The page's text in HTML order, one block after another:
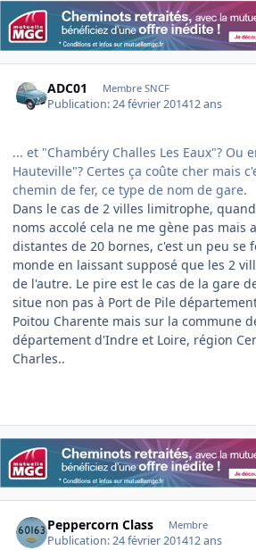
ADC01 Membre SNCF
Publication:24 février 201412 ans
... et "Chambéry Challes Les Eaux"? Ou
Hauteville"? Certes ça coûte cher mais
chemin de fer, ce type de nom de gare.
Dans le cas de 2 villes limitrophe,
noms accolé cela ne me gène pas mais
distantes de 20 bornes, c'est un peu se
monde en laissant supposé que les 2
de l'autre. Le pire est le cas de la gare
situe non pas à Port de Pile
Poitou Charente mais sur la commune
département d'Indre et Loire, région
Charles..
Peppercorn Class Membre
Publication:24 février 201412 ans